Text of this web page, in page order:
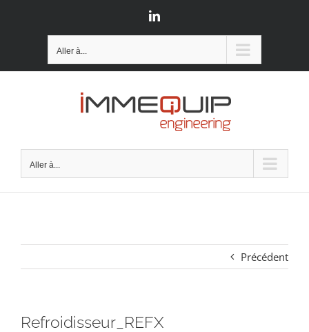
LinkedIn
Aller à...
Aller à...
Précédent
Refroidisseur_REFX